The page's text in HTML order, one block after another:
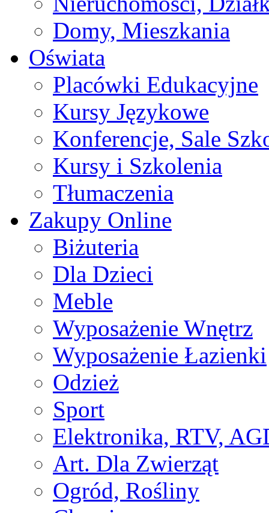
Domy, Mieszkania
Oświata
Placówki Edukacyjne
Kursy Językowe
Konferencje, Sale
Kursy i Szkolenia
Tłumaczenia
Zakupy Online
Biżuteria
Dla Dzieci
Meble
Wyposażenie Wnętrz
Wyposażenie Łazienki
Odzież
Sport
Elektronika, RTV,
Art. Dla Zwierząt
Ogród, Rośliny